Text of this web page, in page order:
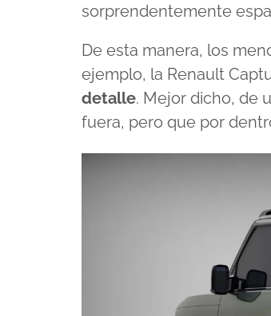
sorprendentemente
De esta manera, los
ejemplo, la Renault
detalle. Mejor dicho, de
fuera, pero que por